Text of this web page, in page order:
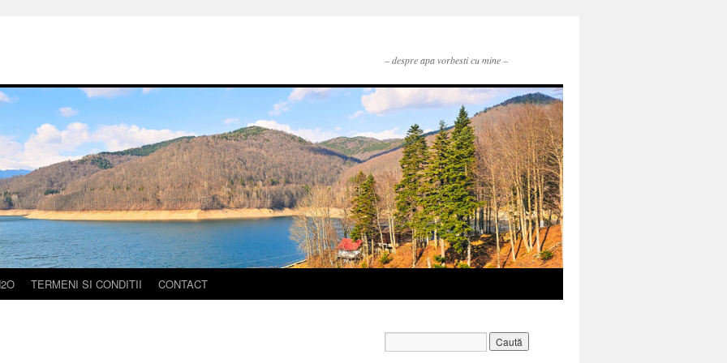
– despre apa vorbesti cu mine –
TERMENI SI CONDITII CONTACT